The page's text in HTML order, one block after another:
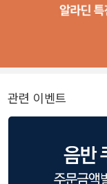
관련 이벤트